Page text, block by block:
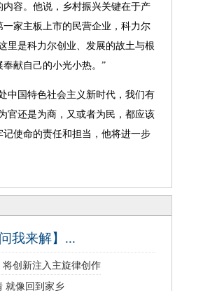
容。他说，乡村振兴关键在于产
家主板上市的民营企业，科力尔
里是科力尔创业、发展的故土与根
献自己的小光小热。”
国特色社会主义新时代，我们有
官还是为商，又或者为民，都应该
使命的责任和担当，他将进一步
我来解】...
将创新注入主旋律创作
就像回到家乡